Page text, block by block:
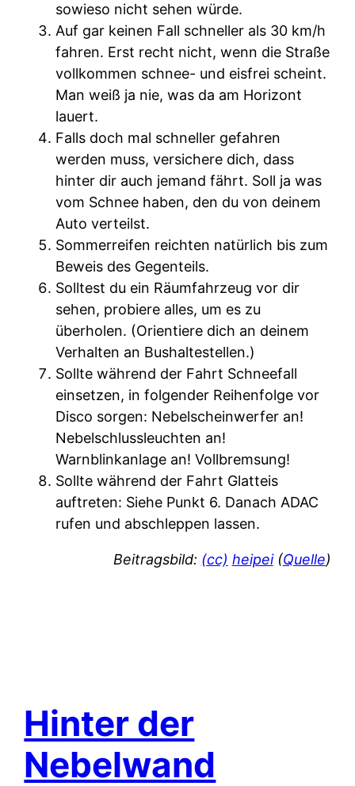
sowieso nicht sehen würde.
Auf gar keinen Fall schneller als 30 km/h
fahren. Erst recht nicht, wenn die Straße
vollkommen schnee- und eisfrei scheint.
Man weiß ja nie, was da am Horizont
lauert.
Falls doch mal schneller gefahren
werden muss, versichere dich, dass
hinter dir auch jemand fährt. Soll ja was
vom Schnee haben, den du von deinem
Auto verteilst.
Sommerreifen reichten natürlich bis zum
Beweis des Gegenteils.
Solltest du ein Räumfahrzeug vor dir
sehen, probiere alles, um es zu
überholen. (Orientiere dich an deinem
Verhalten an Bushaltestellen.)
Sollte während der Fahrt Schneefall
einsetzen, in folgender Reihenfolge vor
Disco sorgen: Nebelscheinwerfer an!
Nebelschlussleuchten an!
Warnblinkanlage an! Vollbremsung!
Sollte während der Fahrt Glatteis
auftreten: Siehe Punkt 6. Danach ADAC
rufen und abschleppen lassen.
Beitragsbild: (cc) heipei(Quelle)
Hinter der
Nebelwand